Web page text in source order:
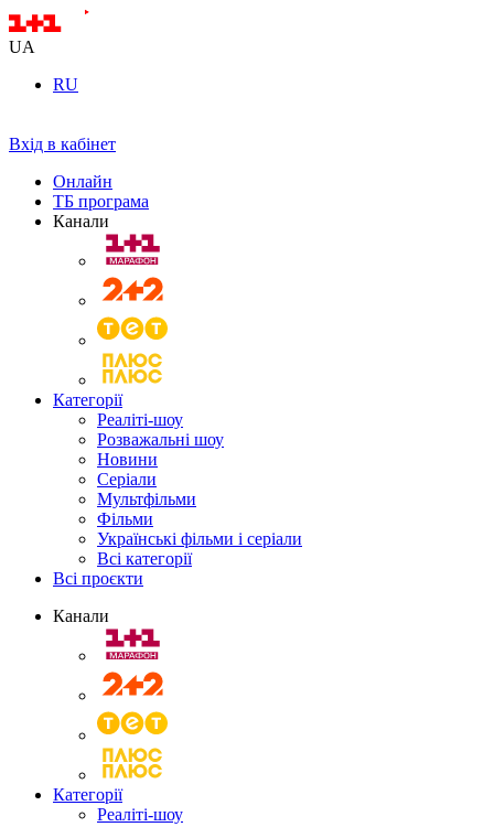
UA
RU
Вхід в кабінет
Онлайн
ТБ програма
Канали
Категорії
Реаліті-шоу
Розважальні шоу
Новини
Серіали
Мультфільми
Фільми
Українські фільми і серіали
Всі категорії
Всі проєкти
Канали
Категорії
Реаліті-шоу